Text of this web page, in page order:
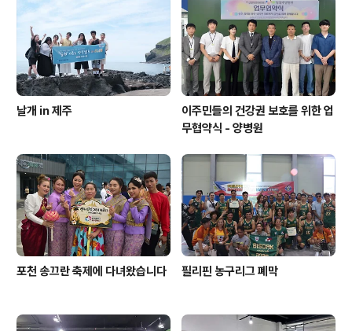
날개 in 제주
이주민들의 건강권 보호를 위한 업
무협약식 - 양병원
포천 송끄란 축제에 다녀왔습니다 필리핀 농구리그 폐막